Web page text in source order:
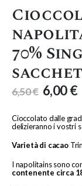
70%
6,50€ 6,00€
Cioccolato dalle
delizieranno i vostri
Varietà di cacao
I napolitains sono
contenente circa